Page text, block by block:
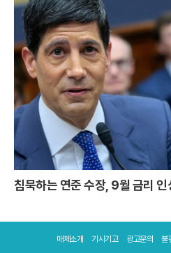
침묵하는 연준 수장, 9월 금리 인
매체소개 기사기고 광고문의 불